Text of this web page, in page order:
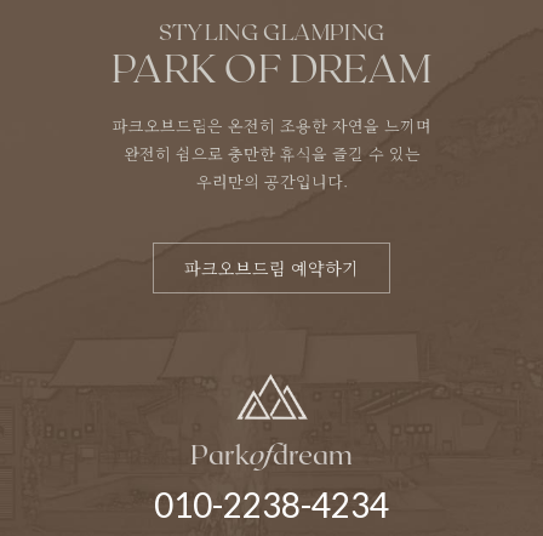
STYLING GLAMPING
PARK OF DREAM
파크오브드림은 온전히 조용한 자연을 느끼며
완전히 쉼으로 충만한 휴식을 즐길 수 있는
우리만의 공간입니다.
파크오브드림 예약하기
Parkofdream
010-2238-4234